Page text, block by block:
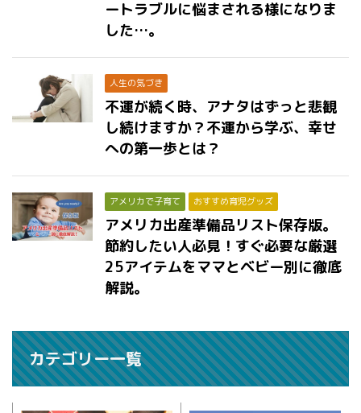
ートラブルに悩まされる様になりま
した…。
人生の気づき
不運が続く時、アナタはずっと悲観
し続けますか？不運から学ぶ、幸せ
への第一歩とは？
アメリカで子育て おすすめ育児グッズ
アメリカ出産準備品リスト保存版。
節約したい人必見！すぐ必要な厳選
25アイテムをママとベビー別に徹底
解説。
カテゴリー一覧